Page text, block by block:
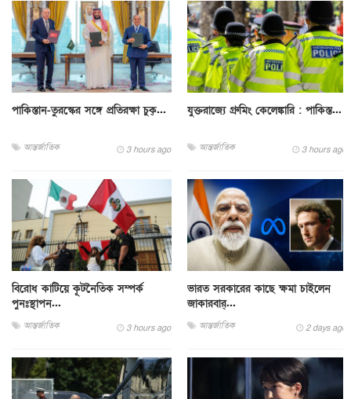
পাকিস্তান-তুরস্কের সঙ্গে প্রতিরক্ষা চুক্...
আন্তর্জাতিক 3 hours ago
যুক্তরাজ্যে গ্রুমিং কেলেঙ্কারি : পাকিস্ত...
আন্তর্জাতিক 3 hours ago
বিরোধ কাটিয়ে কূটনৈতিক সম্পর্ক
পুনঃস্থাপন...
আন্তর্জাতিক 3 hours ago
ভারত সরকারের কাছে ক্ষমা চাইলেন
জাকারবার্...
আন্তর্জাতিক 2 days ago